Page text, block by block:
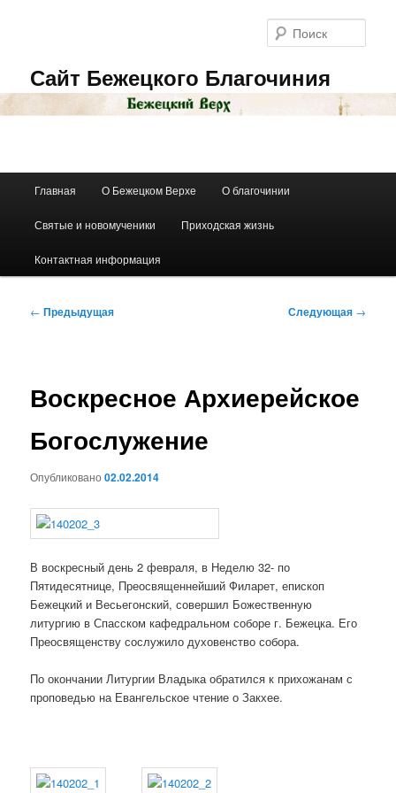
Сайт Бежецкого Благочиния
Главная О Бежецком Верхе О благочинии
Святые и новомученики Приходская жизнь
Контактная информация
Навигация
← Предыдущая Следующая →
Воскресное Архиерейское
Богослужение
Опубликовано02.02.2014
В воскресный день 2 февраля, в Неделю 32- по
Пятидесятнице, Преосвященнейший Филарет, епископ
Бежецкий и Весьегонский, совершил Божественную
литургию в Спасском кафедральном соборе г. Бежецка. Его
Преосвященству сослужило духовенство собора.
По окончании Литургии Владыка обратился к прихожанам с
проповедью на Евангельское чтение о Закхее.